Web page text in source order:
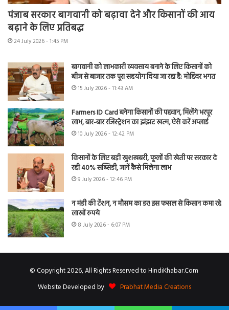
पंजाब सरकार बागवानी को बढ़ावा देने और किसानों की आय
बढ़ाने के लिए प्रतिबद्ध
24 July 2026 - 1:45 PM
बागवानी को लाभकारी व्यवसाय बनाने के लिए किसानों को
बीज से बाजार तक पूरा सहयोग दिया जा रहा है: मोहिंदर भगत
15 July 2026 - 11:43 AM
Farmers ID Card बनेगा किसानों की पहचान, मिलेंगे भरपूर
लाभ, बार-बार रजिस्ट्रेशन का झंझट खत्म, ऐसे करें अप्लाई
10 July 2026 - 12:42 PM
किसानों के लिए बड़ी खुशखबरी, फूलों की खेती पर सरकार दे
रही 40% सब्सिडी, जानें कैसे मिलेगा लाभ
9 July 2026 - 12:46 PM
न मंडी की टेंशन, न मौसम का डर! इस फसल से किसान कमा रहे
लाखों रुपये
8 July 2026 - 6:07 PM
© Copyright 2026, All Rights Reserved to HindiKhabar.Com
Website Developed by
Prabhat Media Creations